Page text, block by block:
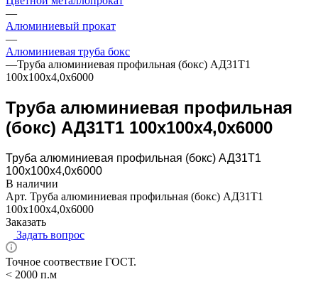
—
Алюминиевый прокат
—
Алюминиевая труба бокс
—Труба алюминиевая профильная (бокс) АД31Т1
100х100х4,0х6000
Труба алюминиевая профильная
(бокс) АД31Т1 100х100х4,0х6000
Труба алюминиевая профильная (бокс) АД31Т1
100х100х4,0х6000
В наличии
Арт. Труба алюминиевая профильная (бокс) АД31Т1
100х100х4,0х6000
Заказать
Задать вопрос
Точное соотвествие ГОСТ.
< 2000 п.м